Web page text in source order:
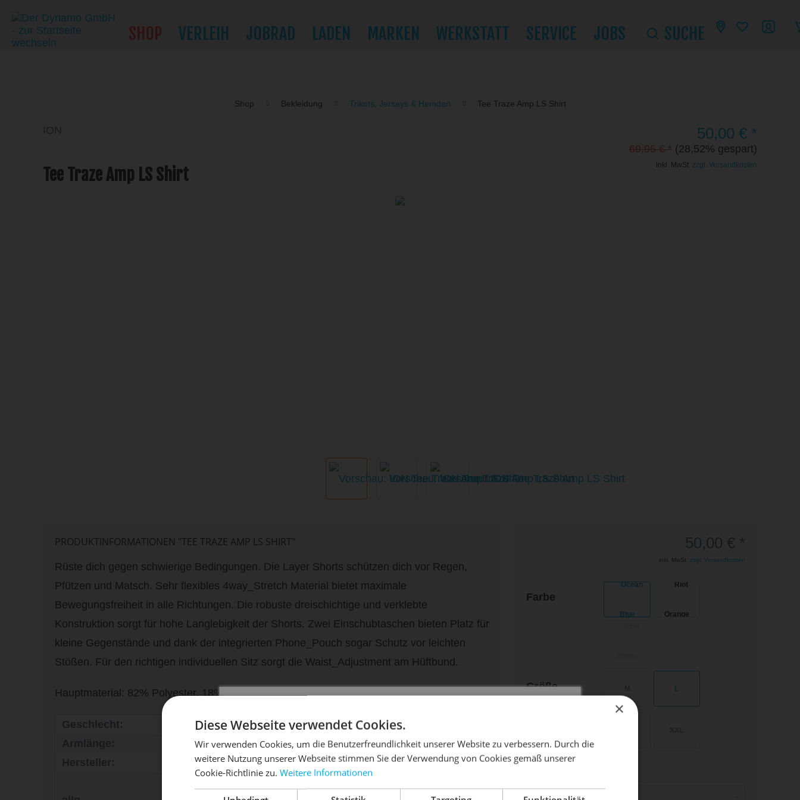
SHOP VERLEIH JOBRAD LADEN MARKEN WERKSTATT SERVICE JOBS SUCHE
Shop Bekleidung Trikots, Jerseys & Hemden Tee Traze Amp LS Shirt
ION
Tee Traze Amp LS Shirt
50,00 € *
69,95 € * (28,52% gespart)
inkl. MwSt. zzgl. Versandkosten
inkl. MwSt. zzgl. Versandkosten
Farbe
Größe L
PRODUKTINFORMATIONEN "TEE TRAZE AMP LS SHIRT"
Rüste dich gegen schwierige Bedingungen. Die Layer Shorts schützen dich vor Regen,
Pfützen und Matsch. Sehr flexibles 4way_Stretch Material bietet maximale
Bewegungsfreiheit in alle Richtungen. Die robuste dreischichtige und verklebte
Konstruktion sorgt für hohe Langlebigkeit der Shorts. Zwei Einschubtaschen bieten Platz für
kleine Gegenstände und dank der integrierten Phone_Pouch sogar Schutz vor leichten
Stößen. Für den richtigen individuellen Sitz sorgt die Waist_Adjustment am Hüftbund.
Hauptmaterial: 82% Polyester, 18% Polyurethan
Geschlecht:
Herren
Hersteller:
GmbH, Rabach 1,
DIE SONNE LACHT, DEIN RAD ERWACHT
Mach dein Bike frühlingsfit - gönn ihm den Service, den es verdient!
×
Diese Webseite verwendet Cookies.
Wir verwenden Cookies, um die Benutzerfreundlichkeit unserer Website zu verbessern. Durch die
weitere Nutzung unserer Webseite stimmen Sie der Verwendung von Cookies gemäß unserer
Cookie-Richtlinie zu. Weitere Informationen